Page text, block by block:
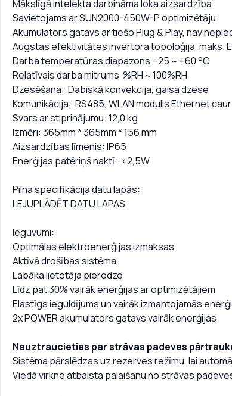
Mākslīgā intelekta darbināma loka aizsardzība
Savietojams ar SUN2000-450W-P optimizētāju
Akumulators gatavs ar tiešo Plug & Play, nav
Augstas efektivitātes invertora topoloģija, maks.
Darba temperatūras diapazons -25 ~ +60 °C
Relatīvais darba mitrums %RH～100%RH
Dzesēšana: Dabiskā konvekcija, gaisa dzese
Komunikācija: RS485, WLAN modulis Ethernet
Svars ar stiprinājumu: 12,0 kg
Izmēri: 365mm * 365mm * 156 mm
Aizsardzības līmenis: IP65
Enerģijas patēriņš naktī: <2,5W
Pilna specifikācija datu lapās:
LEJUPLĀDĒT DATU LAPAS
Ieguvumi:
Optimālas elektroenerģijas izmaksas
Aktīvā drošības sistēma
Labāka lietotāja pieredze
Līdz pat 30% vairāk enerģijas ar optimizētājiem
Elastīgs ieguldījums un vairāk izmantojamās
2x POWER akumulators gatavs vairāk enerģijas
Neuztraucieties par strāvas padeves
Sistēma pārslēdzas uz rezerves režīmu, lai
Viedā virkne atbalsta palaišanu no strāvas